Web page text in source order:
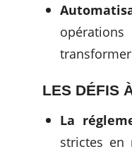
LES DÉFIS
La
strictes en